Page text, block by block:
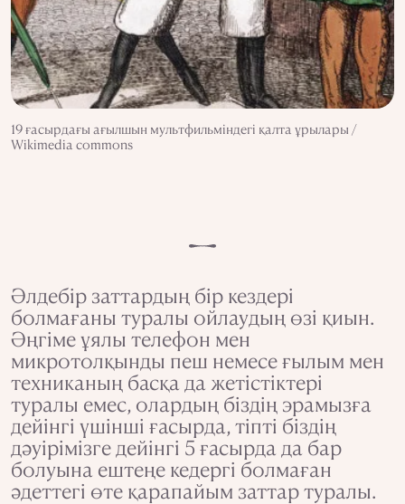
19 ғасырдағы ағылшын мультфильміндегі қалта ұрылары /
Wikimedia commons
Әлдебір заттардың бір кездері
болмағаны туралы ойлаудың өзі қиын.
Әңгіме ұялы телефон мен
микротолқынды пеш немесе ғылым мен
техниканың басқа да жетістіктері
туралы емес, олардың біздің эрамызға
дейінгі үшінші ғасырда, тіпті біздің
дәуірімізге дейінгі 5 ғасырда да бар
болуына ештеңе кедергі болмаған
әдеттегі өте қарапайым заттар туралы.